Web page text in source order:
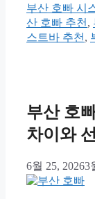
부산 호빠 시
산 호빠 추천 ,
스트바 추천 ,
부산 호
차이와
6월 25, 20263